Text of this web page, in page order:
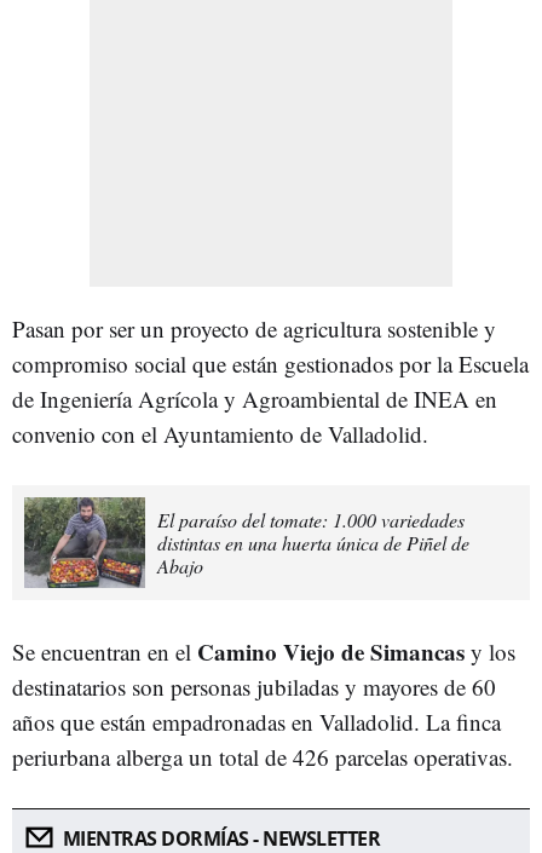
Pasan por ser un proyecto de agricultura sostenible y
compromiso social que están gestionados por la Escuela
de Ingeniería Agrícola y Agroambiental de INEA en
convenio con el Ayuntamiento de Valladolid.
El paraíso del tomate: 1.000 variedades
distintas en una huerta única de Piñel de
Abajo
Se encuentran en el Camino Viejo de Simancas y los
destinatarios son personas jubiladas y mayores de 60
años que están empadronadas en Valladolid. La finca
periurbana alberga un total de 426 parcelas operativas.
MIENTRAS DORMÍAS - NEWSLETTER